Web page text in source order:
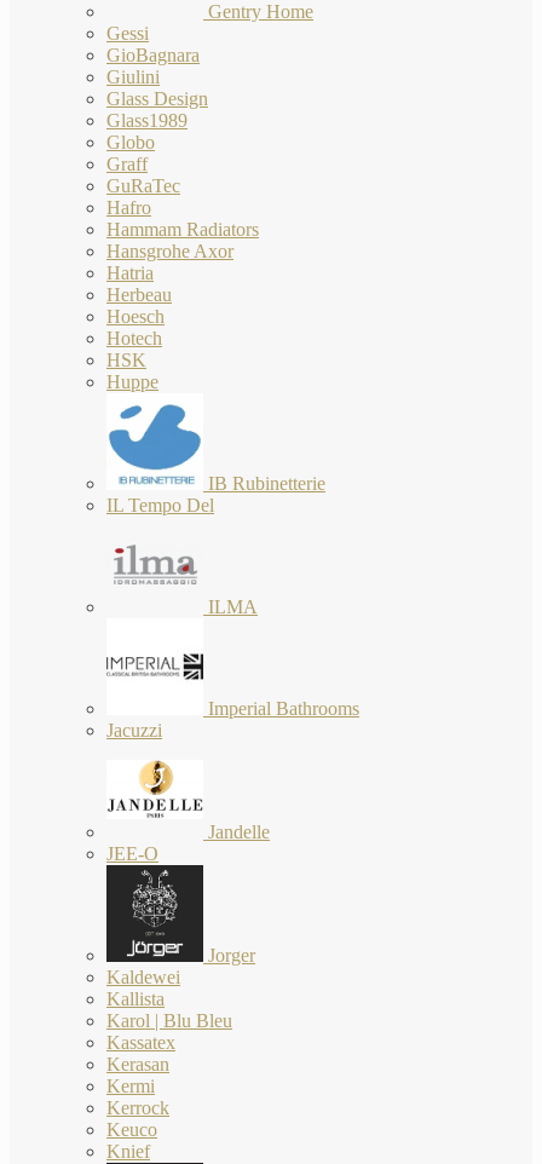
Gentry Home
Gessi
GioBagnara
Giulini
Glass Design
Glass1989
Globo
Graff
GuRaTec
Hafro
Hammam Radiators
Hansgrohe Axor
Hatria
Herbeau
Hoesch
Hotech
HSK
Huppe
IB Rubinetterie
IL Tempo Del
ILMA
Imperial Bathrooms
Jacuzzi
Jandelle
JEE-O
Jorger
Kaldewei
Kallista
Karol | Blu Bleu
Kassatex
Kerasan
Kermi
Kerrock
Keuco
Knief